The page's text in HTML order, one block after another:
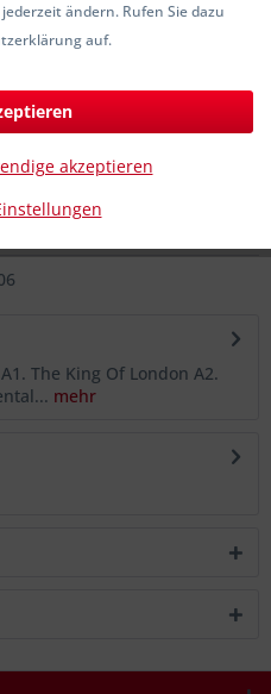
ca. 1-3 Werktage
In den Warenkorb
The King Of London A2.
mehr
ändern. Rufen Sie dazu
auf.
akzeptieren